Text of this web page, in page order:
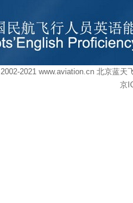
2002-2021 www.aviation.cn 北京蓝天
京